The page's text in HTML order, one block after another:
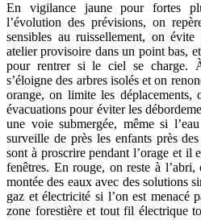
En vigilance jaune pour fortes
l’évolution des prévisions, on
sensibles au ruissellement, on
atelier provisoire dans un point bas,
pour rentrer si le ciel se charge.
s’éloigne des arbres isolés et on
orange, on limite les déplacements,
évacuations pour éviter les
une voie submergée, même si
surveille de près les enfants près
sont à proscrire pendant l’orage et il
fenêtres. En rouge, on reste à
montée des eaux avec des solutions
gaz et électricité si l’on est menacé
zone forestière et tout fil électrique